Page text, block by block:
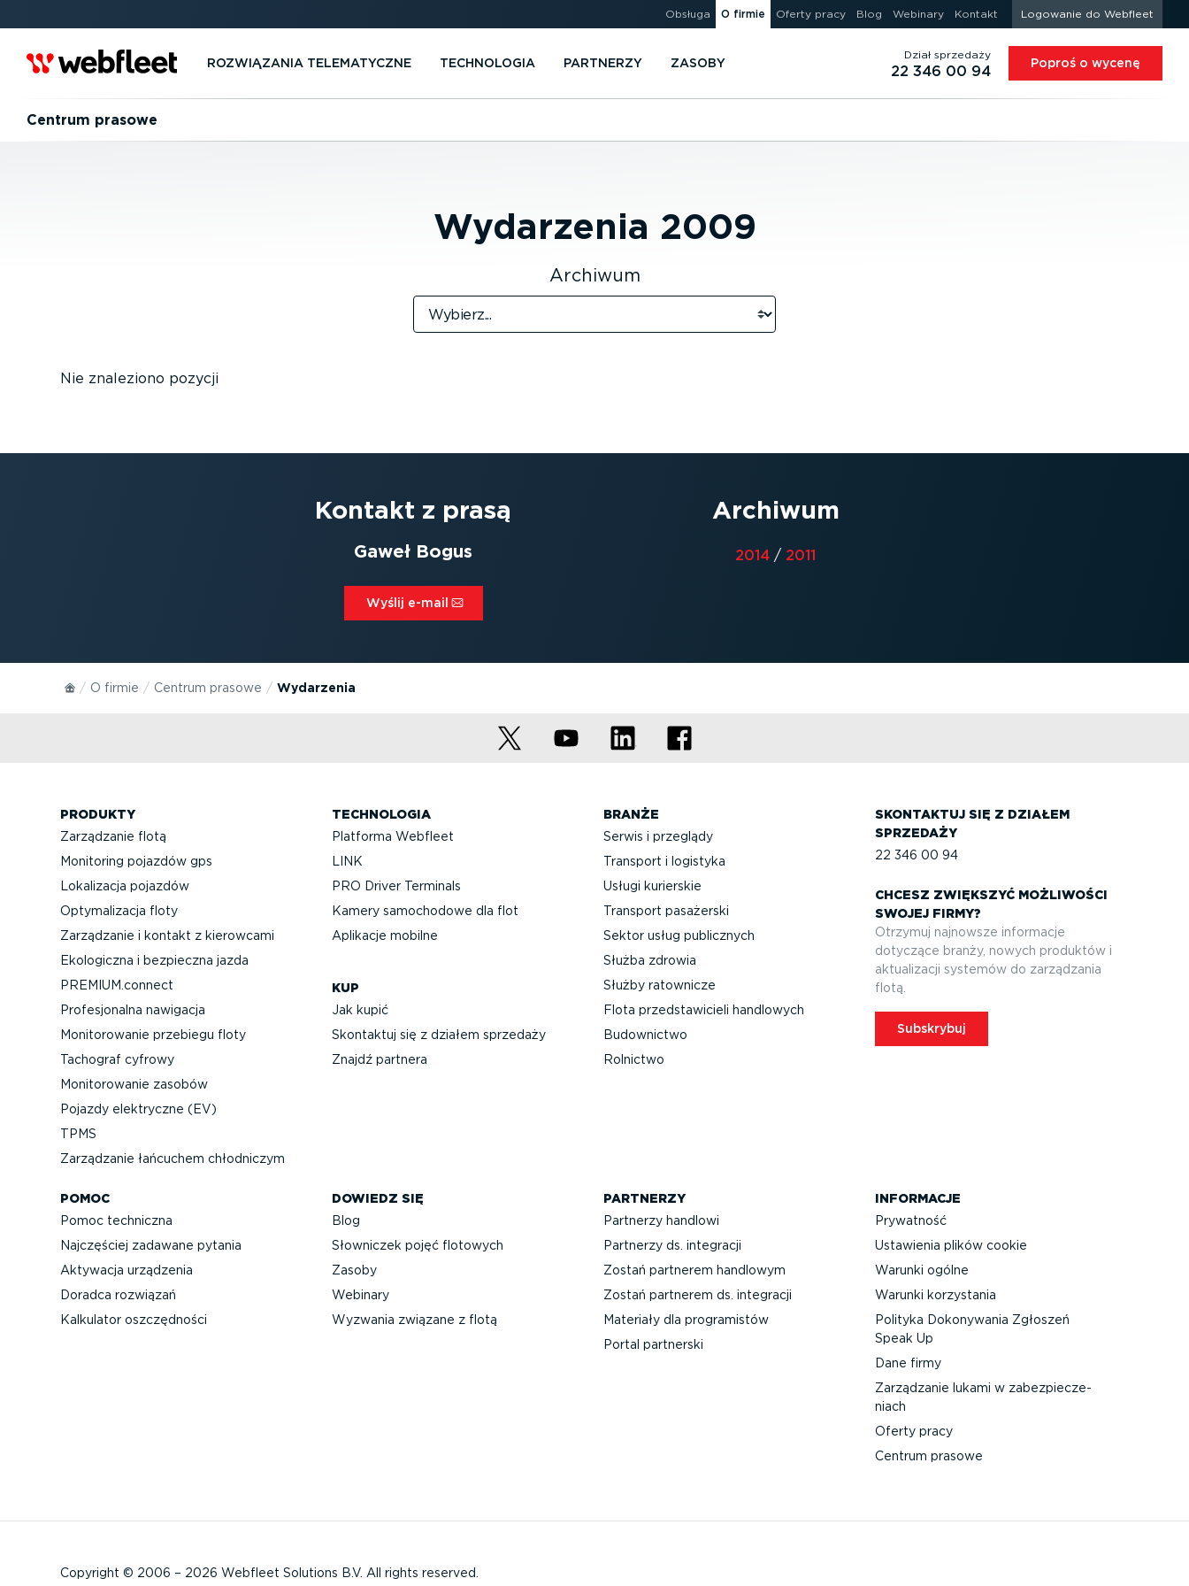
Obsługa O firmie Oferty pracy Blog Webinary Kontakt Logowanie do Webfleet
ROZWIĄZANIA TELEMA­TYCZNE TECHNOLOGIA PARTNERZY ZASOBY
Dział sprzedaży
22 346 00 94 Poproś o wycenę
Centrum prasowe
Wydarzenia 2009
Archiwum
Nie znaleziono pozycji
Kontakt z prasą
Gaweł Bogus
Wyślij e-mail⁠
Archiwum
2014 / 2011
O firmie Centrum prasowe Wydarzenia
PRODUKTY
Zarządzanie flotą
Monitoring pojazdów gps
Lokalizacja pojazdów
Optyma­li­zacja floty
Zarządzanie i kontakt z kierowcami
Ekologiczna i bezpieczna jazda
PREMIUM.connect
Profe­sjo­nalna nawigacja
Monito­ro­wanie przebiegu floty
Tachograf cyfrowy
Monito­ro­wanie zasobów
Pojazdy elektryczne (EV)
TPMS
Zarządzanie łańcuchem chłodniczym
TECHNOLOGIA
Platforma Webfleet
LINK
PRO Driver Terminals
Kamery samochodowe dla flot
Aplikacje mobilne
KUP
Jak kupić
Skontaktuj się z działem sprzedaży
Znajdź partnera
BRANŻE
Serwis i przeglądy
Transport i logistyka
Usługi kurierskie
Transport pasażerski
Sektor usług publicznych
Służba zdrowia
Służby ratownicze
Flota przed­sta­wi­cieli handlowych
Budownictwo
Rolnictwo
SKONTAKTUJ SIĘ Z DZIAŁEM
SPRZEDAŻY
22 346 00 94
CHCESZ ZWIĘKSZYĆ MOŻLIWOŚCI
SWOJEJ FIRMY?
Otrzymuj najnowsze informacje
dotyczące branży, nowych produktów i
aktuali­zacji systemów do zarządzania
flotą.
Subskrybuj
POMOC
Pomoc techniczna
Najczęściej zadawane pytania
Aktywacja urządzenia
Doradca rozwiązań
Kalkulator oszczęd­ności
DOWIEDZ SIĘ
Blog
Słowniczek pojęć flotowych
Zasoby
Webinary
Wyzwania związane z flotą
PARTNERZY
Partnerzy handlowi
Partnerzy ds. integracji
Zostań partnerem handlowym
Zostań partnerem ds. integracji
Materiały dla progra­mistów
Portal partnerski
INFORMACJE
Prywatność
Ustawienia plików cookie
Warunki ogólne
Warunki korzystania
Polityka Dokonywania Zgłoszeń
Speak Up
Dane firmy
Zarządzanie lukami w zabez­pie­cze­
niach
Oferty pracy
Centrum prasowe
Copyright © 2006 – 2026 Webfleet Solutions B.V. All rights reserved.